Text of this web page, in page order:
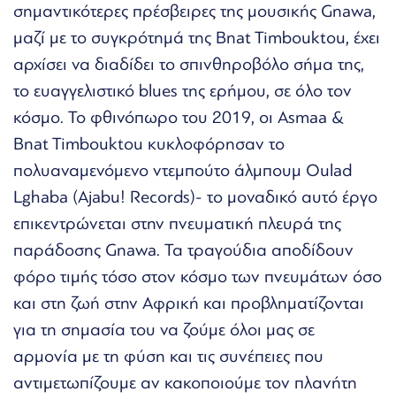
σημαντικότερες πρέσβειρες της μουσικής Gnawa,
μαζί με το συγκρότημά της Bnat Timbouktou, έχει
αρχίσει να διαδίδει το σπινθηροβόλο σήμα της,
το ευαγγελιστικό blues της ερήμου, σε όλο τον
κόσμο. Το φθινόπωρο του 2019, οι Asmaa &
Bnat Timbouktou κυκλοφόρησαν το
πολυαναμενόμενο ντεμπούτο άλμπουμ Oulad
Lghaba (Ajabu! Records)- το μοναδικό αυτό έργο
επικεντρώνεται στην πνευματική πλευρά της
παράδοσης Gnawa. Τα τραγούδια αποδίδουν
φόρο τιμής τόσο στον κόσμο των πνευμάτων όσο
και στη ζωή στην Αφρική και προβληματίζονται
για τη σημασία του να ζούμε όλοι μας σε
αρμονία με τη φύση και τις συνέπειες που
αντιμετωπίζουμε αν κακοποιούμε τον πλανήτη